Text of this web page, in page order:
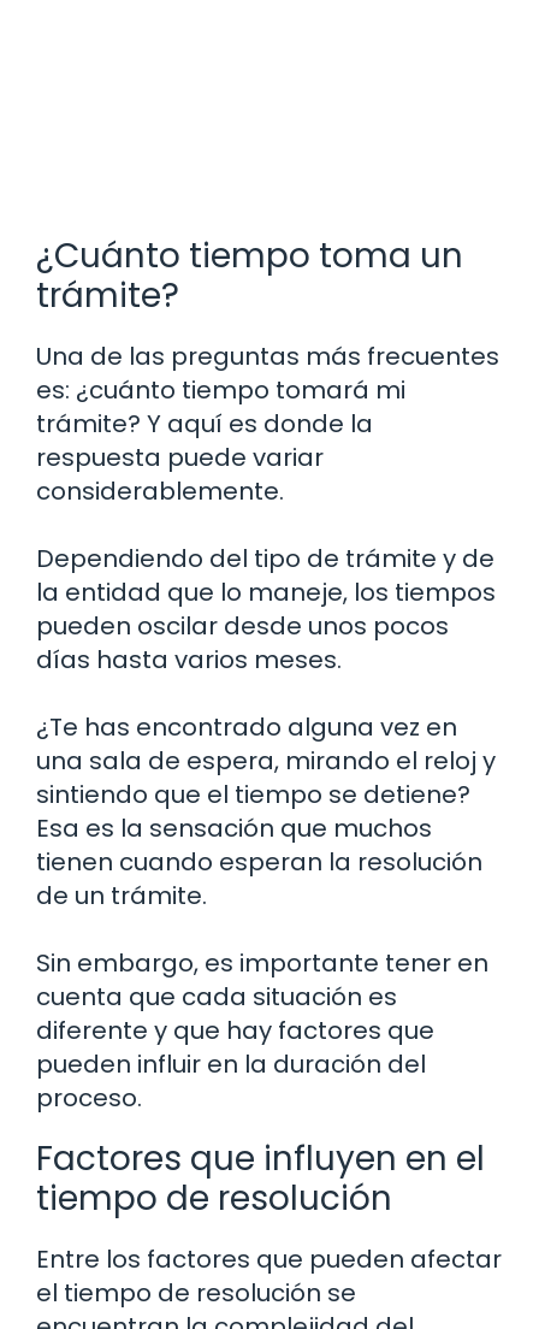
¿Cuánto tiempo toma un
trámite?
Una de las preguntas más frecuentes
es: ¿cuánto tiempo tomará mi
trámite? Y aquí es donde la
respuesta puede variar
considerablemente.
Dependiendo del tipo de trámite y de
la entidad que lo maneje, los tiempos
pueden oscilar desde unos pocos
días hasta varios meses.
¿Te has encontrado alguna vez en
una sala de espera, mirando el reloj y
sintiendo que el tiempo se detiene?
Esa es la sensación que muchos
tienen cuando esperan la resolución
de un trámite.
Sin embargo, es importante tener en
cuenta que cada situación es
diferente y que hay factores que
pueden influir en la duración del
proceso.
Factores que influyen en el
tiempo de resolución
Entre los factores que pueden afectar
el tiempo de resolución se